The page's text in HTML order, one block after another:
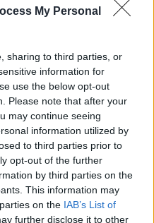
My Personal
sharing to third parties, or
information for
use the below opt-out
Please note that after your
may continue seeing
information utilized by
to third parties prior to
opt-out of the further
by third parties on the
This information may
on the IAB’s List of
further disclose it to other
una
que no reducirá